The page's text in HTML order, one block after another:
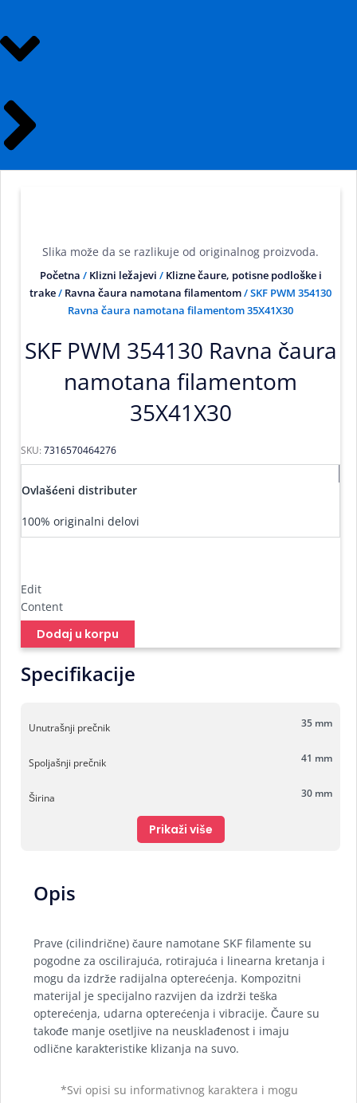
Slika može da se razlikuje od originalnog proizvoda.
Početna / Klizni ležajevi / Klizne čaure, potisne podloške i
trake/ Ravna čaura namotana filamentom/ SKF PWM 354130
Ravna čaura namotana filamentom 35X41X30
SKF PWM 354130 Ravna čaura
namotana filamentom
35X41X30
SKU: 7316570464276
Ovlašćeni distributer
100% originalni delovi
Edit
Content
Dodaj u korpu
Specifikacije
Unutrašnji prečnik 35 mm
Spoljašnji prečnik 41 mm
Širina 30 mm
Prikaži više
Opis
Prave (cilindrične) čaure namotane SKF filamente su
pogodne za oscilirajuća, rotirajuća i linearna kretanja i
mogu da izdrže radijalna opterećenja. Kompozitni
materijal je specijalno razvijen da izdrži teška
opterećenja, udarna opterećenja i vibracije. Čaure su
takođe manje osetljive na neusklađenost i imaju
odlične karakteristike klizanja na suvo.
*Svi opisi su informativnog karaktera i mogu